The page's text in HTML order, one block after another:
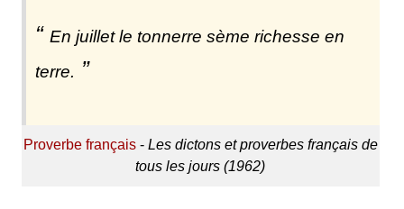
En juillet le tonnerre sème richesse en
terre.
Proverbe français- Les dictons et proverbes français de
tous les jours (1962)